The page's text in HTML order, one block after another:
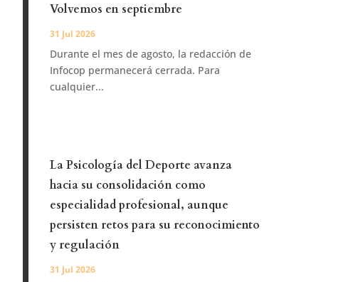
Volvemos en septiembre
31 Jul 2026
Durante el mes de agosto, la redacción de
Infocop permanecerá cerrada. Para
cualquier...
La Psicología del Deporte avanza
hacia su consolidación como
especialidad profesional, aunque
persisten retos para su reconocimiento
y regulación
31 Jul 2026